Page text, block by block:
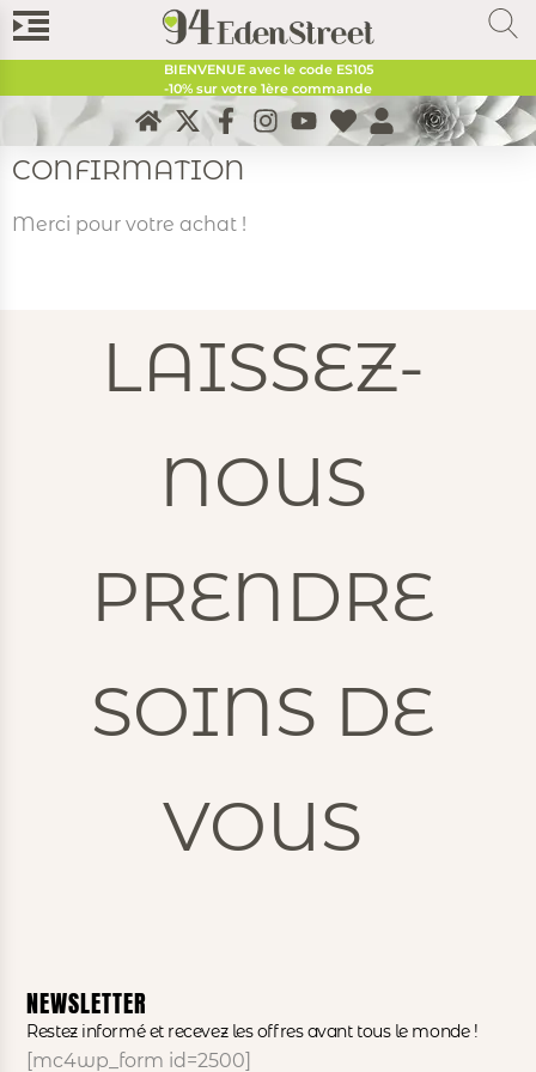
CONFIRMATION
Merci pour votre achat !
LAISSEZ-
NOUS
PRENDRE
SOINS DE
VOUS
NEWSLETTER
Restez informé et recevez les offres avant tous le monde !
[mc4wp_form id=2500]
BIENVENUE avec le code ES105
-10% sur votre 1ère commande